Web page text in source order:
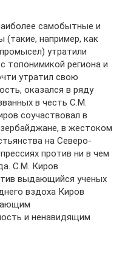
самобытные и
(такие, например, как
утратили
топонимикой региона и
утратил свою
оказался в ряду
в честь С.М.
соучаствовал в
в жестоком
на Северо-
против ни в чем
С.М. Киров
выдающийся ученых
вздоха Киров
и ненавидящим